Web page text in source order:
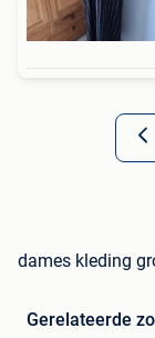
dames kleding
Gerelateerde